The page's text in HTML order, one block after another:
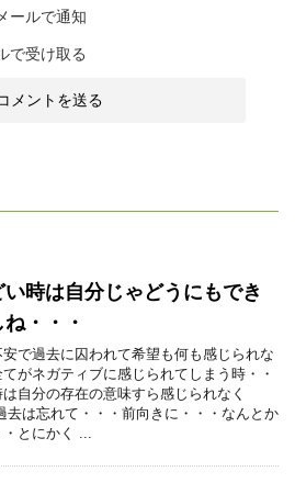
ールで通知
で受け取る
い時は自分じゃどうにもでき
・・・
で過去に囚われて希望も何も感じられな
てがネガティブに感じられてしまう時・・
自分の存在の意味すら感じられなく
去は忘れて・・・前向きに・・・なんとか
・とにかく ...